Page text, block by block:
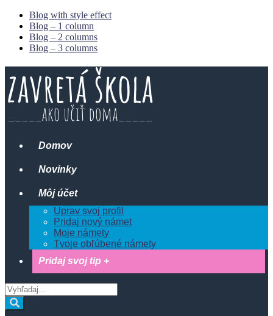
Blog with style effect
Blog – 1 column
Blog – 2 columns
Blog – 3 columns
Domov
Novinky
Môj účet
Uprav svoj profil
Pridaj nový námet
Moje námety
Tvoje obľúbené námety
Pridaj svoj tip +
Vyhľadaj
z: